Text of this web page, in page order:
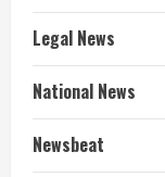
Legal News
National News
Newsbeat